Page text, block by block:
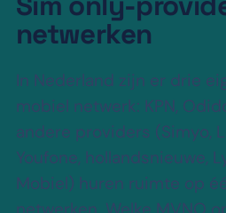
netwerken
In Nederland zijn er drie
mobiel netwerk: KPN,
andere providers (Simyo,
Youfone, hollandsnieuwe,
Mobiel) huren ruimte op